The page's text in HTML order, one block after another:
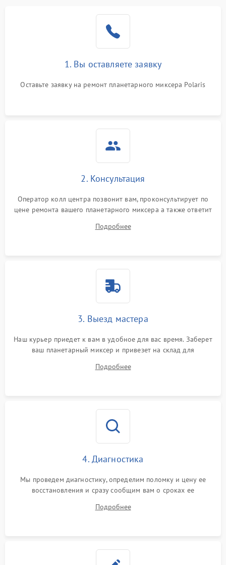
1. Вы оставляете заявку
Оставьте заявку на ремонт планетарного миксера Polaris
2. Консультация
Оператор колл центра позвонит вам, проконсультирует по
цене ремонта вашего планетарного миксера а также ответит
Подробнее
3. Выезд мастера
Наш курьер приедет к вам в удобное для вас время. Заберет
ваш планетарный миксер и привезет на склад для
Подробнее
4. Диагностика
Мы проведем диагностику, определим поломку и цену ее
восстановления и сразу сообщим вам о сроках ее
Подробнее